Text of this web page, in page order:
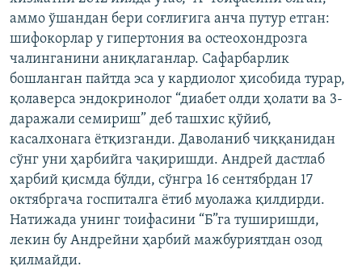
аммо ўшандан бери соғлиғига анча путур етган:
шифокорлар у гипертония ва остеохондрозга
чалинганини аниқлаганлар. Сафарбарлик
бошланган пайтда эса у кардиолог ҳисобида турар,
қолаверса эндокринолог “диабет олди ҳолати ва 3-
даражали семириш” деб ташхис қўйиб,
касалхонага ётқизганди. Даволаниб чиққанидан
сўнг уни ҳарбийга чақиришди. Андрей дастлаб
ҳарбий қисмда бўлди, сўнгра 16 сентябрдан 17
октябргача госпиталга ётиб муолажа қилдирди.
Натижада унинг тоифасини “Б”га туширишди,
лекин бу Андрейни ҳарбий мажбуриятдан озод
қилмайди.